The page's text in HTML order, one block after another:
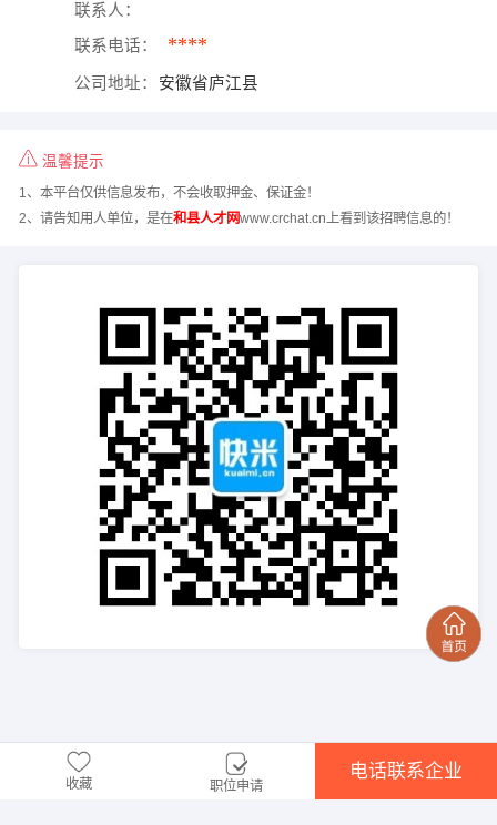
联系人：
联系电话： ****
公司地址： 安徽省庐江县
温馨提示
1、本平台仅供信息发布，不会收取押金、保证金！
2、请告知用人单位，是在和县人才网www.crchat.cn上看到该招聘信息的！
收藏 职位申请
电话联系企业